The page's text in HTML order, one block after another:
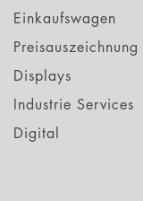
Einkaufswagen
Preisauszeichnung
Displays
Industrie Services
Digital